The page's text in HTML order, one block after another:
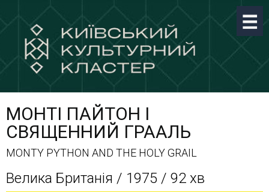
МОНТІ ПАЙТОН I
СВЯЩЕННИЙ ГРААЛЬ
MONTY PYTHON AND THE HOLY GRAIL
Велика Британія / 1975 / 92 хв